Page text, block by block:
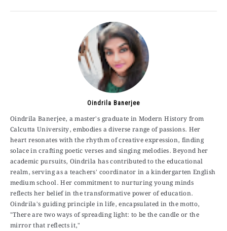
Oindrila Banerjee
Oindrila Banerjee, a master's graduate in Modern History from
Calcutta University, embodies a diverse range of passions. Her
heart resonates with the rhythm of creative expression, finding
solace in crafting poetic verses and singing melodies. Beyond her
academic pursuits, Oindrila has contributed to the educational
realm, serving as a teachers' coordinator in a kindergarten English
medium school. Her commitment to nurturing young minds
reflects her belief in the transformative power of education.
Oindrila's guiding principle in life, encapsulated in the motto,
"There are two ways of spreading light: to be the candle or the
mirror that reflects it,"